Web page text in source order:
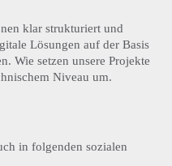
klar strukturiert und
Lösungen auf der Basis
Wie setzen unsere Projekte
Niveau um.
in folgenden sozialen